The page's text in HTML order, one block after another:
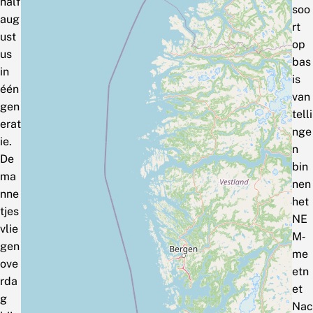
aug
ust
us
in
één
gen
erat
ie.
De
ma
nne
tjes
vlie
gen
ove
rda
g
soo
rt
op
bas
is
van
telli
nge
n
bin
nen
het
NE
M‑
me
etn
et
Nac